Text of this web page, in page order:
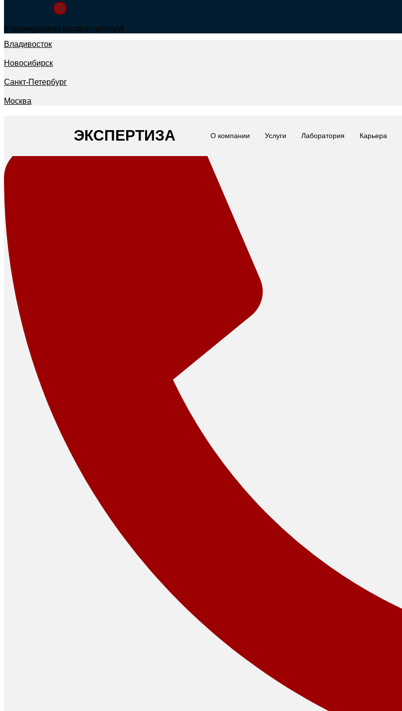
[maxmegamenu location=primary]
Владивосток
Новосибирск
Санкт-Петербург
Москва
ЭКСПЕРТИЗА О компании Услуги Лаборатория Карьера